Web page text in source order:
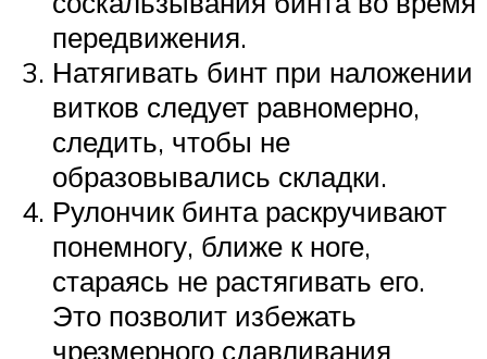
передвижения.
Натягивать бинт при наложении
витков следует равномерно,
следить, чтобы не
образовывались складки.
Рулончик бинта раскручивают
понемногу, ближе к ноге,
стараясь не растягивать его.
Это позволит избежать
чрезмерного сдавливания